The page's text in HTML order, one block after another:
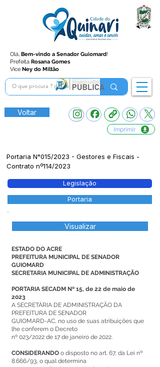
Olá, Bem-vindo a Senador Guiomard!
Prefeita Rosana Gomes
Vice Ney do Miltão
Voltar
Imprimir
Portaria N°015/2023 - Gestores e Fiscais -
Contrato nº114/2023
Legislação
Portaria
Visualizar
ESTADO DO ACRE
PREFEITURA MUNICIPAL DE SENADOR
GUIOMARD
SECRETARIA MUNICIPAL DE ADMINISTRAÇÃO
PORTARIA SECADM Nº 15, de 22 de maio de
2023
A SECRETÁRIA DE ADMINISTRAÇÃO DA
PREFEITURA DE SENADOR
GUIOMARD-AC, no uso de suas atribuições que
lhe conferem o Decreto
nº 023/2022 de 17 de janeiro de 2022.
CONSIDERANDO o disposto no art. 67, da Lei nº
8.666/93, o qual determina